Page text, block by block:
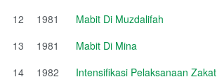
12
1981
Mabit Di Muzdalifah
13
1981
Mabit Di Mina
14
1982
Intensifikasi Pelaksanaan Zakat